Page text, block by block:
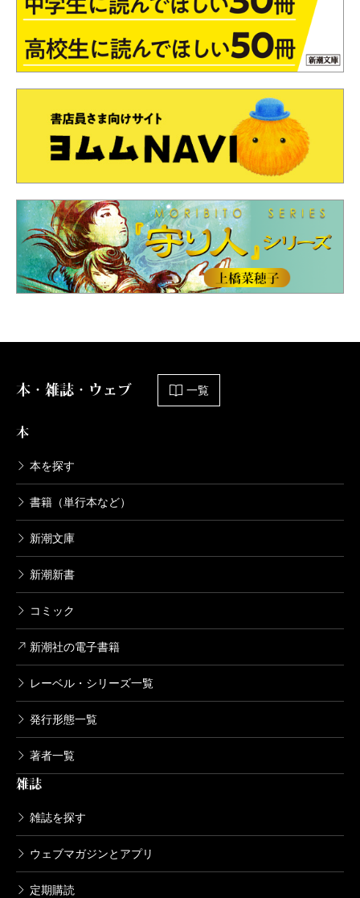
本・雑誌・ウェブ 一覧
本
本を探す
書籍（単行本など）
新潮文庫
新潮新書
コミック
新潮社の電子書籍
レーベル・シリーズ一覧
発行形態一覧
著者一覧
雑誌
雑誌を探す
ウェブマガジンとアプリ
定期購読